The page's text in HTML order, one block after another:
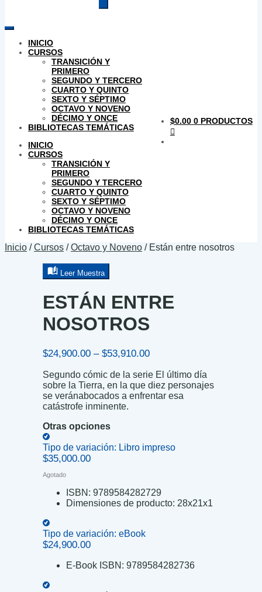
productos
INICIO
CURSOS
TRANSICIÓN Y
PRIMERO
SEGUNDO Y TERCERO
CUARTO Y QUINTO
SEXTO Y SÉPTIMO
OCTAVO Y NOVENO
DÉCIMO Y ONCE
BIBLIOTECAS TEMÁTICAS
INICIO
CURSOS
TRANSICIÓN Y
PRIMERO
SEGUNDO Y TERCERO
CUARTO Y QUINTO
SEXTO Y SÉPTIMO
OCTAVO Y NOVENO
DÉCIMO Y ONCE
BIBLIOTECAS TEMÁTICAS
$0.00 0 PRODUCTOS
Inicio /Cursos /Octavo y Noveno / Están entre nosotros
Leer Muestra
ESTÁN ENTRE
NOSOTROS
$24,900.00 – $53,910.00Price
$24,900.00
through
$53,910.00
Segundo cómic de la serie El último día
sobre la Tierra, en la que diez personajes
se veránabocados a enfrentar esa
catástrofe inminente.
Otras opciones
Tipo de variación: Libro impreso
$35,000.00
Agotado
ISBN: 9789584282729
Dimensiones de producto: 28x21x1
Tipo de variación: eBook
$24,900.00
E-Book ISBN: 9789584282736